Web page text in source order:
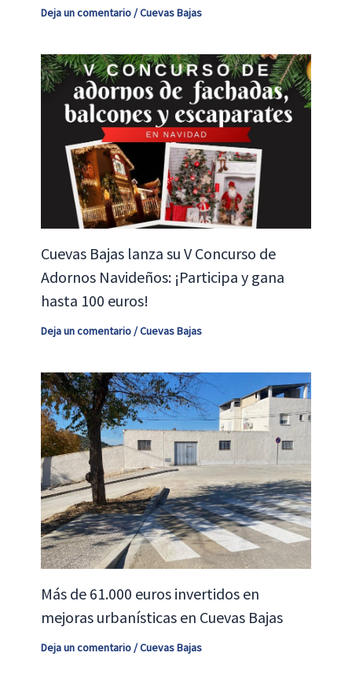
Deja un comentario /Cuevas Bajas
Cuevas Bajas lanza su V Concurso de
Adornos Navideños: ¡Participa y gana
hasta 100 euros!
Deja un comentario/Cuevas Bajas
Más de 61.000 euros invertidos en
mejoras urbanísticas en Cuevas Bajas
Deja un comentario/Cuevas Bajas